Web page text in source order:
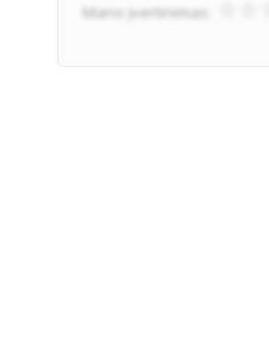
Mano įvertinimas: